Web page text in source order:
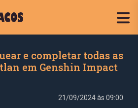
e completar todas as
em Genshin Impact
21/09/2024 às 09:00